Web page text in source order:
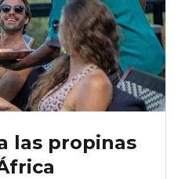
las propinas